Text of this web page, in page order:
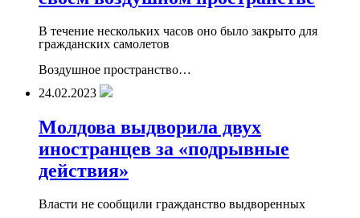
В течение нескольких часов оно было закрыто для
гражданских самолетов
Воздушное пространство…
24.02.2023
Молдова выдворила двух
иностранцев за «подрывные
действия»
Власти не сообщили гражданство выдворенных